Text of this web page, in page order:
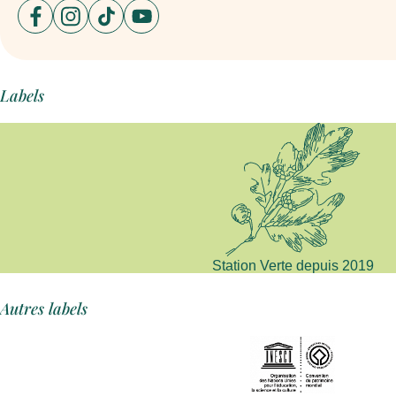
Ouvrir un nouvel onglet sur le site : facebook
Ouvrir un nouvel onglet sur le site : instagram
Ouvrir un nouvel onglet sur le site : tiktok
Ouvrir un nouvel onglet sur le site :
Labels
Station Verte depuis 2019
Autres labels